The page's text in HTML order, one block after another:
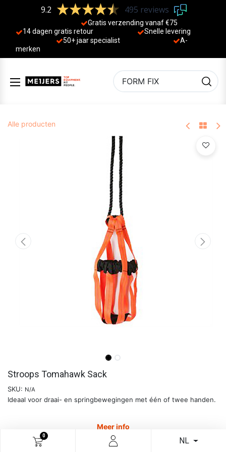
0
NL
9.2 495 reviews
Gratis verzending vanaf €75
14 dagen gratis retour
Sne lle levering
50+ jaar specialist
A-
merken
Alle producten
Stroops Tomahawk Sack
SKU: N/A
Ideaal voor draai- en springbewegingen met één of twee handen.
Meer info
86,36